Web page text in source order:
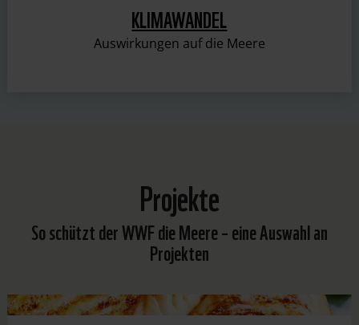
KLIMAWANDEL
Auswirkungen auf die Meere
Projekte
So schützt der WWF die Meere – eine Auswahl an
Projekten